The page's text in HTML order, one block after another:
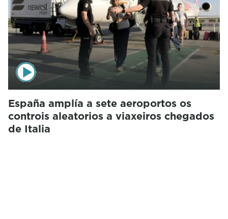
España amplía a sete aeroportos os
controis aleatorios a viaxeiros chegados
de Italia